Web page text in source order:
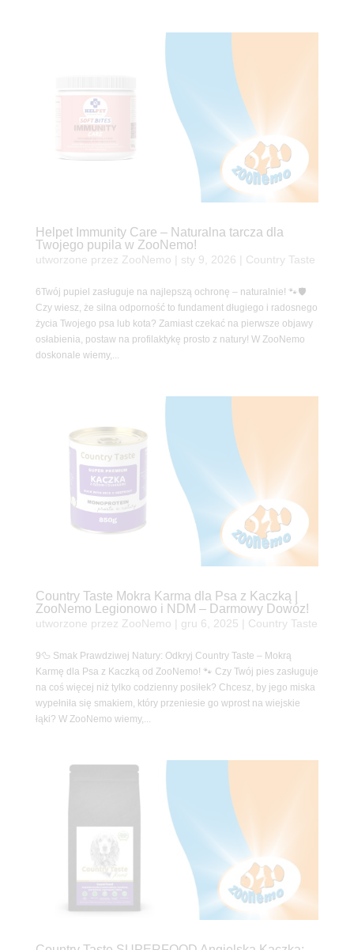
Helpet Immunity Care – Naturalna tarcza dla
Twojego pupila w ZooNemo!
utworzone przez ZooNemo sty 9, 2026 Country Taste
6Twój pupiel zasługuje na najlepszą ochronę – naturalnie! 🐾🛡️
Czy wiesz, że silna odporność to fundament długiego i radosnego
życia Twojego psa lub kota? Zamiast czekać na pierwsze objawy
osłabienia, postaw na profilaktykę prosto z natury! W ZooNemo
doskonale wiemy,...
Country Taste Mokra Karma dla Psa z Kaczką |
ZooNemo Legionowo i NDM – Darmowy Dowóz!
utworzone przez ZooNemo gru 6, 2025 Country Taste
9🦆 Smak Prawdziwej Natury: Odkryj Country Taste – Mokrą
Karmę dla Psa z Kaczką od ZooNemo! 🐾 Czy Twój pies zasługuje
na coś więcej niż tylko codzienny posiłek? Chcesz, by jego miska
wypełniła się smakiem, który przeniesie go wprost na wiejskie
łąki? W ZooNemo wiemy,...